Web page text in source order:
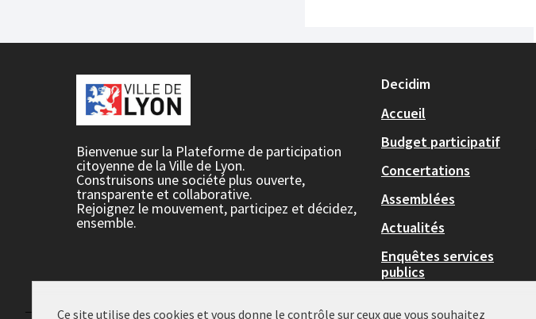
Bienvenue sur la Plateforme de participation
citoyenne de la Ville de Lyon.
Construisons une société plus ouverte,
transparente et collaborative.
Rejoignez le mouvement, participez et décidez,
ensemble.
Decidim
Accueil
Budget participatif
Concertations
Assemblées
Actualités
Enquêtes services
publics
Ce site utilise des cookies et vous donne le contrôle sur ceux que vous souhaitez